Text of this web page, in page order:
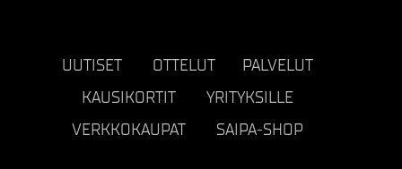
UUTISET OTTELUT
PALVELUT
KAUSIKORTIT
YRITYKSILLE
VERKKOKAUPAT
SAIPA-SHOP